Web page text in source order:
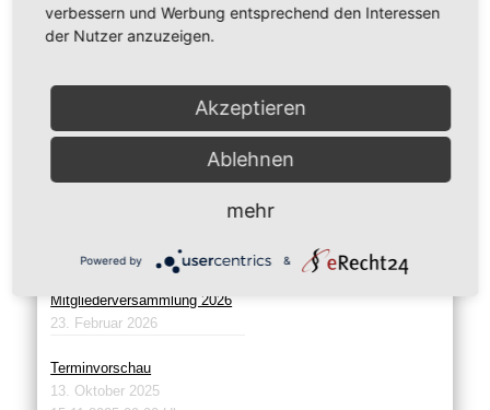
» Vereinsheft
» Werbepartner
22. Juni 2026
Mitgliederversammlung 2026
23. Februar 2026
Terminvorschau
13. Oktober 2025
verbessern und Werbung entsprechend den Interessen
der Nutzer anzuzeigen.
Akzeptieren
Ablehnen
mehr
Powered by &